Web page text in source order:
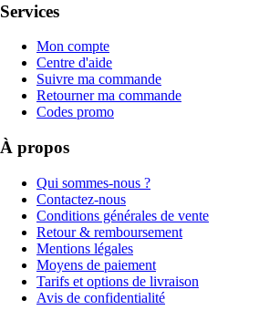
Services
Mon compte
Centre d'aide
Suivre ma commande
Retourner ma commande
Codes promo
À propos
Qui sommes-nous ?
Contactez-nous
Conditions générales de vente
Retour & remboursement
Mentions légales
Moyens de paiement
Tarifs et options de livraison
Avis de confidentialité